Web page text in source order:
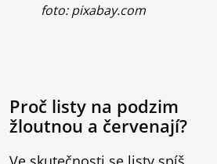
foto: pixabay.com
Proč listy na podzim
žloutnou a červenají?